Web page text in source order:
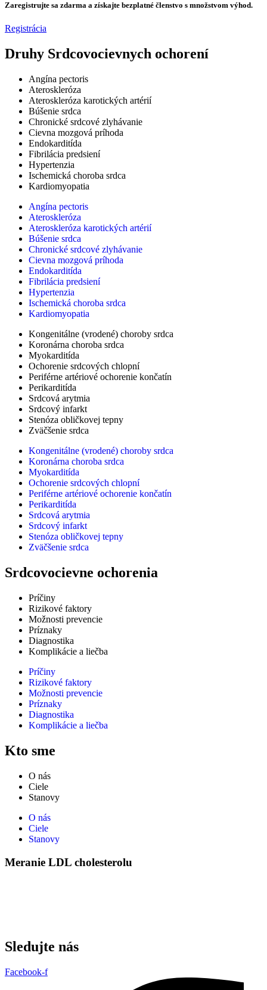
Zaregistrujte sa zdarma a získajte bezplatné členstvo s množstvom výhod.
Registrácia
Druhy Srdcovocievnych ochorení
Angína pectoris
Ateroskleróza
Ateroskleróza karotických artérií
Búšenie srdca
Chronické srdcové zlyhávanie
Cievna mozgová príhoda
Endokarditída
Fibrilácia predsiení
Hypertenzia
Ischemická choroba srdca
Kardiomyopatia
Angína pectoris
Ateroskleróza
Ateroskleróza karotických artérií
Búšenie srdca
Chronické srdcové zlyhávanie
Cievna mozgová príhoda
Endokarditída
Fibrilácia predsiení
Hypertenzia
Ischemická choroba srdca
Kardiomyopatia
Kongenitálne (vrodené) choroby srdca
Koronárna choroba srdca
Myokarditída
Ochorenie srdcových chlopní
Periférne artériové ochorenie končatín
Perikarditída
Srdcová arytmia
Srdcový infarkt
Stenóza obličkovej tepny
Zväčšenie srdca
Kongenitálne (vrodené) choroby srdca
Koronárna choroba srdca
Myokarditída
Ochorenie srdcových chlopní
Periférne artériové ochorenie končatín
Perikarditída
Srdcová arytmia
Srdcový infarkt
Stenóza obličkovej tepny
Zväčšenie srdca
Srdcovocievne ochorenia
Príčiny
Rizikové faktory
Možnosti prevencie
Príznaky
Diagnostika
Komplikácie a liečba
Príčiny
Rizikové faktory
Možnosti prevencie
Príznaky
Diagnostika
Komplikácie a liečba
Kto sme
O nás
Ciele
Stanovy
O nás
Ciele
Stanovy
Meranie LDL cholesterolu
Sledujte nás
Facebook-f